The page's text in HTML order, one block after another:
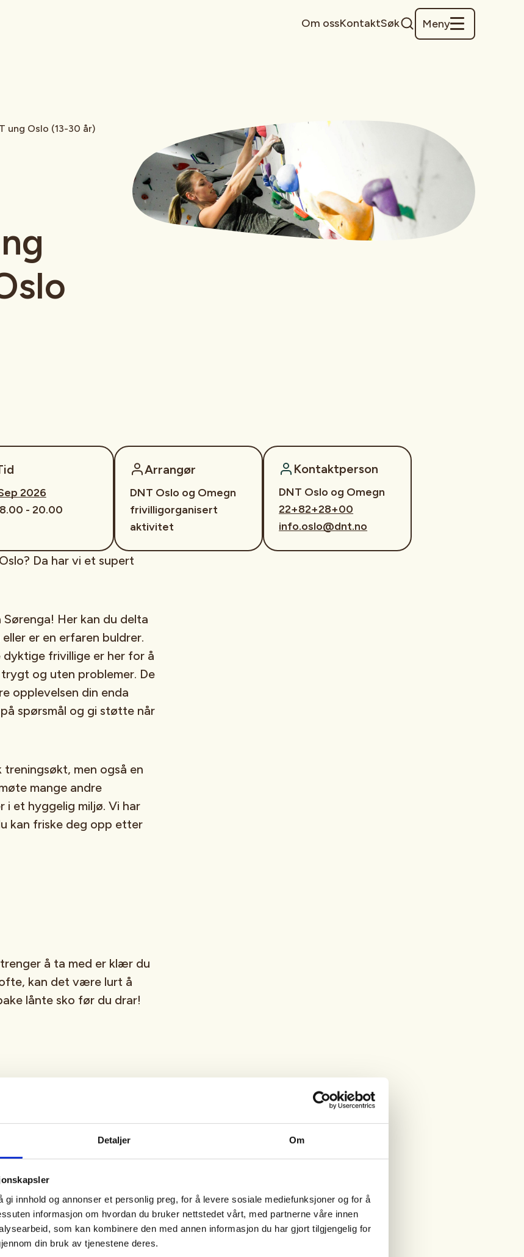
Detaljer Om
innhold og annonser et personlig preg, for å levere sosiale mediefunksjoner og for å
informasjon om hvordan du bruker nettstedet vårt, med partnerne våre innen
som kan kombinere den med annen informasjon du har gjort tilgjengelig for
din bruk av tjenestene deres.
Om ossKontaktSøk Meny
ung Oslo (13-30 år)
2026
- 20.00
Arrangør
DNT Oslo og Omegn
frivilligorganisert
aktivitet
Kontaktperson
DNT Oslo og Omegn
22+82+28+00
info.oslo@dnt.no
Da har vi et supert
Sørenga! Her kan du delta
er en erfaren buldrer.
frivillige er her for å
og uten problemer. De
opplevelsen din enda
spørsmål og gi støtte når
men også en
mange andre
i et hyggelig miljø. Vi har
kan friske deg opp etter
å ta med er klær du
kan det være lurt å
lånte sko før du drar!
til DNT Oslo
som betyr at de er
for alle, uansett
aktivitet- og
er også hjertelig
gi beskjed om du har
tilrettelegging, så skal vi